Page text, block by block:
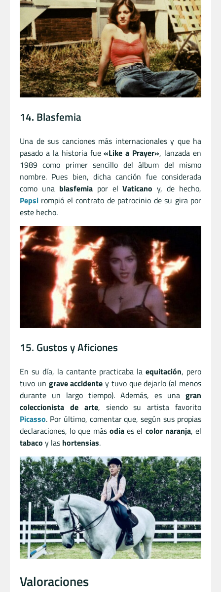
14. Blasfemia
Una de sus canciones más internacionales y que ha
pasado a la historia fue«Like a Prayer», lanzada en
1989 como primer sencillo del álbum del mismo
nombre. Pues bien, dicha canción fue considerada
como una blasfemiapor elVaticano y, de hecho,
Pepsi rompió el contrato de patrocinio de su gira por
este hecho.
15. Gustos y Aficiones
En su día, la cantante practicaba la equitación, pero
tuvo un grave accidente y tuvo que dejarlo (al menos
durante un largo tiempo). Además, es una gran
coleccionista de arte, siendo su artista favorito
Picasso. Por último, comentar que, según sus propias
declaraciones, lo que más odiaes el color naranja, el
tabaco y las hortensias.
Valoraciones